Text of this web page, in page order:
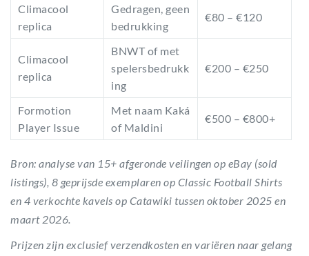
Climacool
replica
Gedragen, geen
bedrukking
€80 – €120
Climacool
replica
BNWT of met
spelersbedrukk
ing
€200 – €250
Formotion
Player Issue
Met naam Kaká
of Maldini
€500 – €800+
Bron: analyse van 15+ afgeronde veilingen op eBay (sold
listings), 8 geprijsde exemplaren op Classic Football Shirts
en 4 verkochte kavels op Catawiki tussen oktober 2025 en
maart 2026.
Prijzen zijn exclusief verzendkosten en variëren naar gelang